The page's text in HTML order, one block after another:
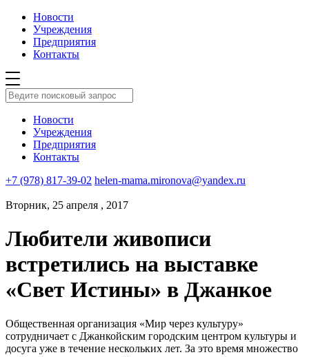
Новости
Учреждения
Предприятия
Контакты
Новости
Учреждения
Предприятия
Контакты
+7 (978) 817-39-02 helen-mama.mironova@yandex.ru
Вторник, 25 апреля , 2017
Любители живописи
встретились на выставке
«Свет Истины» в Джанкое
Общественная организация «Мир через культуру»
сотрудничает с Джанкойским городским центром культуры и
досуга уже в течение нескольких лет. За это время множество